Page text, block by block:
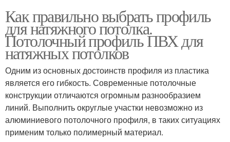
Как правильно выбрать профиль
для натяжного потолка.
Потолочный профиль ПВХ для
натяжных потолков
Одним из основных достоинств профиля из пластика
является его гибкость. Современные потолочные
конструкции отличаются огромным разнообразием
линий. Выполнить округлые участки невозможно из
алюминиевого потолочного профиля, в таких ситуациях
применим только полимерный материал.